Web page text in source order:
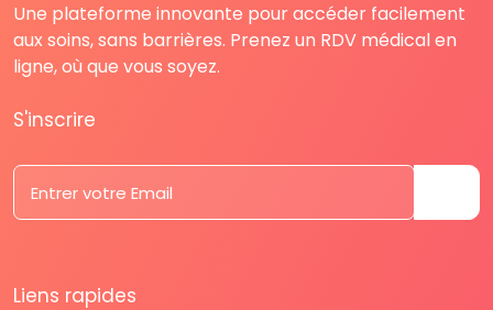
Une plateforme innovante pour accéder facilement
aux soins, sans barrières. Prenez un RDV médical en
ligne, où que vous soyez.
S'inscrire
Liens rapides